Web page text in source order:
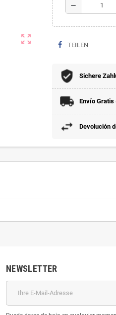
zoom_out_map
remove
TEILEN
Sichere
Envío Gratis
Devolución
NEWSLETTER